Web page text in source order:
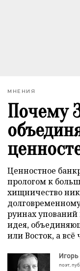
МНЕНИЯ
Почему
Ценностное
прологом к
хищничество
руинах упований
идея,
или Восток, а всё
Игорь
поэт,